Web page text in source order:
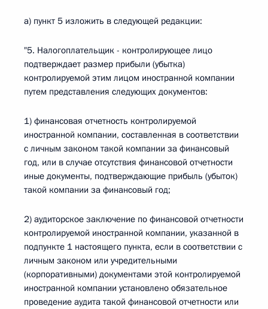
а) пункт 5 изложить в следующей редакции:
"5. Налогоплательщик - контролирующее лицо
подтверждает размер прибыли (убытка)
контролируемой этим лицом иностранной компании
путем представления следующих документов:
1) финансовая отчетность контролируемой
иностранной компании, составленная в соответствии
с личным законом такой компании за финансовый
год, или в случае отсутствия финансовой отчетности
иные документы, подтверждающие прибыль (убыток)
такой компании за финансовый год;
2) аудиторское заключение по финансовой отчетности
контролируемой иностранной компании, указанной в
подпункте 1 настоящего пункта, если в соответствии с
личным законом или учредительными
(корпоративными) документами этой контролируемой
иностранной компании установлено обязательное
проведение аудита такой финансовой отчетности или